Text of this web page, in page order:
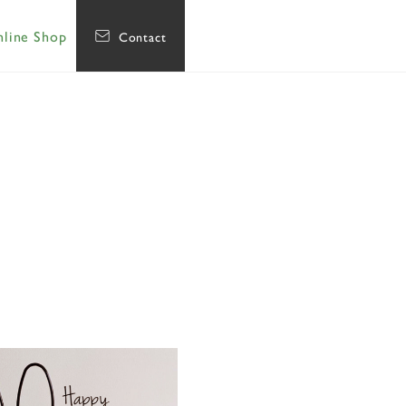
Shop Contact